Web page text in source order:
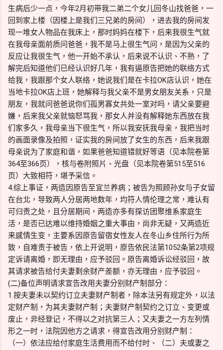
生病后少一点，今年2月初带我二弟二个女儿回冬山找爸爸，一
回到家上楼（因楼上是我们三兄弟的房间），进去我的房间发
现一堆女人物品在我床上，那时妈妈在楼下，后来我很生气就
在我母亲面前质问爸爸，我不是马上很生气问，是因为父亲的
反应让我很生气，他一开始不承认，后来说不认识、不熟，了
解完后知道他们已经认识好几年，我有逼原告把她的联络方式
给我，我跟那个女人联络，她说我们是在卡拉OK店认识，她在
当地卡拉OK店上班，她解释与我父亲不是男女朋友关系，只是
朋友，我就问爸爸说你们孤男寡女共处一室对吗，请父亲要避
嫌，后来我父亲就恼怒骂我，那女人并没有解释她东西放在我
们家多久，我母亲当下很生气，所以我安抚我母亲，我把当时
的画面录像及拍照，证实我的房间放了女生的东西，后来我跟
母亲说为了家庭和谐，如果爸爸知道错就好等语（见本院卷第
364至366页），核与卷附照片、光盘（见本院卷第515至516
页）大致相符，堪予采信。
4.综上事证，两造因原告至宜兰养病；被告为照顾孙女与子女留
在台北，导致两人分居两地数年，均符人情伦理之常，难认有
可归责之处，且分居期间，两造亦多有探访团聚维系家庭生
活，是否已达难以维持婚姻之重大事由，尚非无疑，又两造近
来感情生变，主要系因原告留宿女性友人在冬山乡住所行为所
致，自难责于被告，依上开说明，原告依民法第1052条第2项规
定诉请离婚，即无理由，应予驳回。原告离婚诉讼经驳回，故
其请求被告给付夫妻剩余财产差额，亦无理由，应予驳回。
(二)备位声明请求宣告改用夫妻分别财产制部分：
1.按夫妻未以契约订立夫妻财产制者，除本法另有规定外，以法
定财产制，为其夫妻财产制；夫妻财产制契约之订立、变更或
废止，非经登记，不得以之对抗第三人；又夫妻之一方左列情
形之一时，法院因他方之请求，得宣告改用分别财产制：
（一）依法应给付家庭生活费用而不给付时、（二）夫或妻之